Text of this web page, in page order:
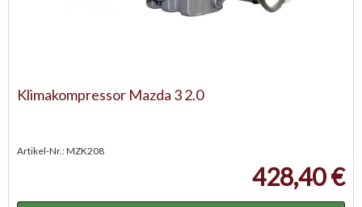
Klimakompressor Mazda 3 2.0
Artikel-Nr.: MZK208
428,40 €